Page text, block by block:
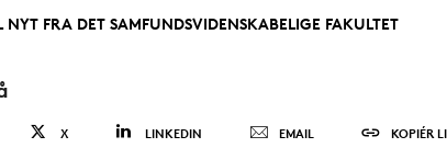
NYT FRA DET SAMFUNDSVIDENSKABELIGE FAKULTET
X LINKEDIN EMAIL KOPIÉR